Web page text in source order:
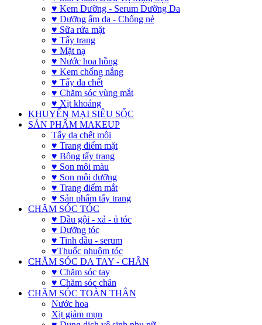
♥ Kem Dưỡng - Serum Dưỡng Da
♥ Dưỡng ẩm da - Chống nẻ
♥ Sữa rửa mặt
♥ Tẩy trang
♥ Mặt nạ
♥ Nước hoa hồng
♥ Kem chống nắng
♥ Tẩy da chết
♥ Chăm sóc vùng mắt
♥ Xịt khoáng
KHUYẾN MẠI SIÊU SỐC
SẢN PHẨM MAKEUP
Tẩy da chết môi
♥ Trang điểm mặt
♥ Bông tẩy trang
♥ Son môi màu
♥ Son môi dưỡng
♥ Trang điểm mắt
♥ Sản phẩm tẩy trang
CHĂM SÓC TÓC
♥ Dầu gội - xả - ủ tóc
♥ Dưỡng tóc
♥ Tinh dầu - serum
♥Thuốc nhuộm tóc
CHĂM SÓC DA TAY - CHÂN
♥ Chăm sóc tay
♥ Chăm sóc chân
CHĂM SÓC TOÀN THÂN
Nước hoa
Xịt giảm mụn